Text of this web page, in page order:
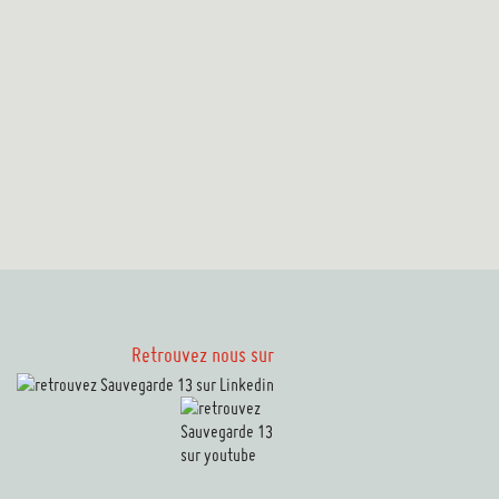
Retrouvez nous sur